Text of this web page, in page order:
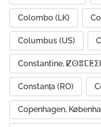
Colombo (LK)
Columbus (US)
Constanța (RO)
Copenhagen,